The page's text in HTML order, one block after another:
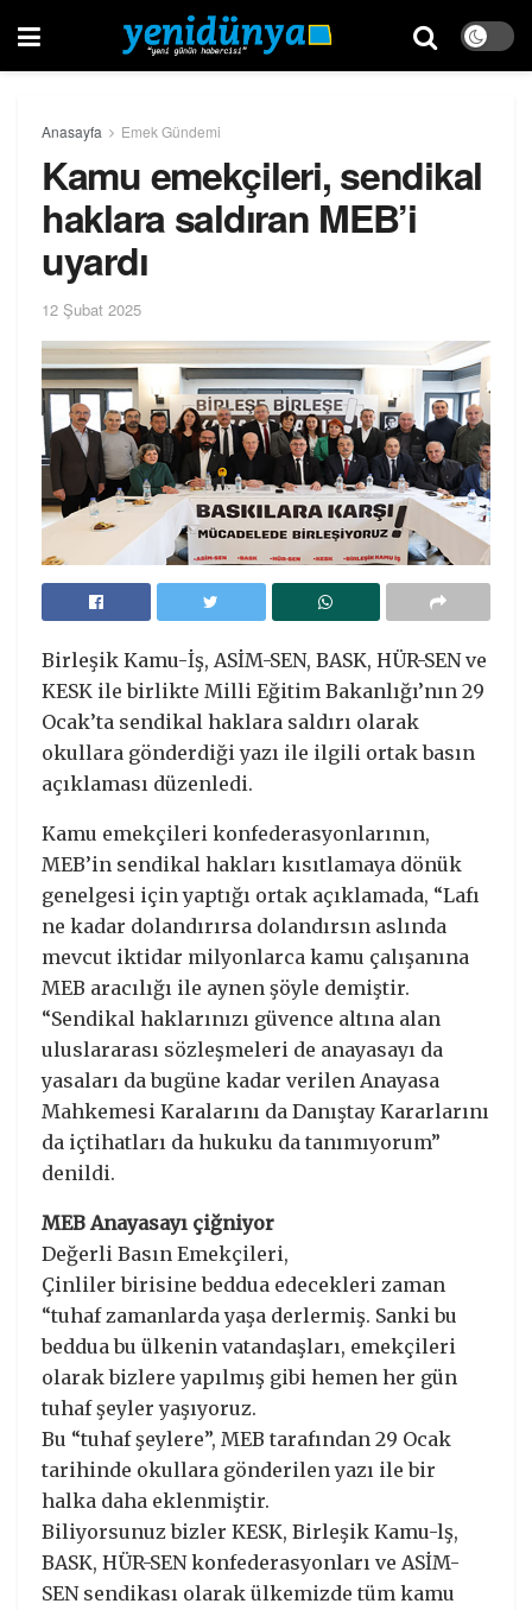
Anasayfa Emek Gündemi
Kamu emekçileri, sendikal
haklara saldıran MEB’i
uyardı
12 Şubat 2025
Birleşik Kamu-İş, ASİM-SEN, BASK, HÜR-SEN ve
KESK ile birlikte Milli Eğitim Bakanlığı’nın 29
Ocak’ta sendikal haklara saldırı olarak
okullara gönderdiği yazı ile ilgili ortak basın
açıklaması düzenledi.
Kamu emekçileri konfederasyonlarının,
MEB’in sendikal hakları kısıtlamaya dönük
genelgesi için yaptığı ortak açıklamada, “Lafı
ne kadar dolandırırsa dolandırsın aslında
mevcut iktidar milyonlarca kamu çalışanına
MEB aracılığı ile aynen şöyle demiştir.
“Sendikal haklarınızı güvence altına alan
uluslararası sözleşmeleri de anayasayı da
yasaları da bugüne kadar verilen Anayasa
Mahkemesi Karalarını da Danıştay Kararlarını
da içtihatları da hukuku da tanımıyorum”
denildi.
MEB Anayasayı çiğniyor
Değerli Basın Emekçileri,
Çinliler birisine beddua edecekleri zaman
“tuhaf zamanlarda yaşa derlermiş. Sanki bu
beddua bu ülkenin vatandaşları, emekçileri
olarak bizlere yapılmış gibi hemen her gün
tuhaf şeyler yaşıyoruz.
Bu “tuhaf şeylere”, MEB tarafından 29 Ocak
tarihinde okullara gönderilen yazı ile bir
halka daha eklenmiştir.
Biliyorsunuz bizler KESK, Birleşik Kamu-lş,
BASK, HÜR-SEN konfederasyonları ve ASİM-
SEN sendikası olarak ülkemizde tüm kamu